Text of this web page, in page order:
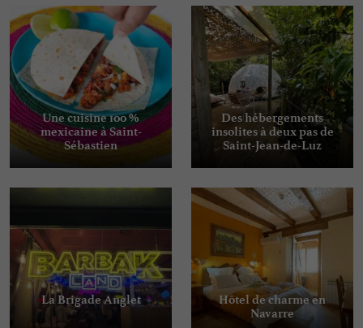
Une cuisine 100 %
mexicaine à Saint-
Sébastien
Des hébergements
insolites à deux pas de
Saint-Jean-de-Luz
La Brigade Anglet
Hôtel de charme en
Navarre